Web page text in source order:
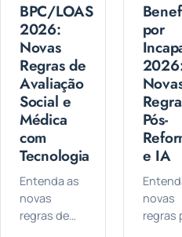
BPC/LOAS
2026:
Novas
Regras de
Avaliação
Social e
Médica
com
Tecnologia
Entenda as
novas
regras de
por
Pós-
e IA
novas
regras